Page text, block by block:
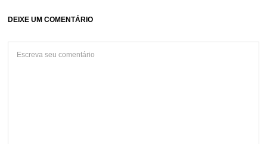
DEIXE UM COMENTÁRIO